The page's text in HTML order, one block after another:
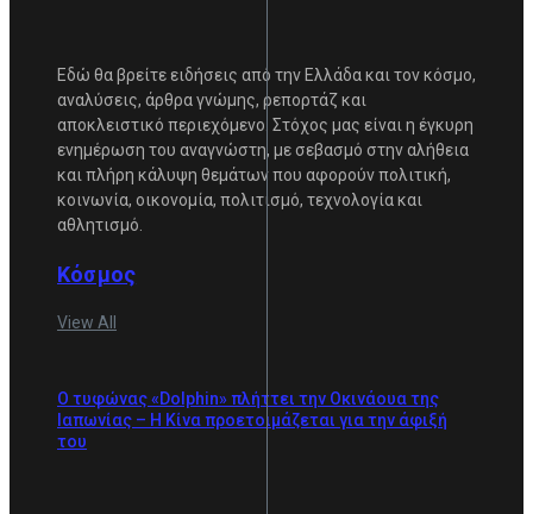
Εδώ θα βρείτε ειδήσεις από την Ελλάδα και τον κόσμο,
αναλύσεις, άρθρα γνώμης, ρεπορτάζ και
αποκλειστικό περιεχόμενο. Στόχος μας είναι η έγκυρη
ενημέρωση του αναγνώστη, με σεβασμό στην αλήθεια
και πλήρη κάλυψη θεμάτων που αφορούν πολιτική,
κοινωνία, οικονομία, πολιτισμό, τεχνολογία και
αθλητισμό.
Κόσμος
View All
Ο τυφώνας «Dolphin» πλήττει την Οκινάουα της
Ιαπωνίας – Η Κίνα προετοιμάζεται για την άφιξή
του